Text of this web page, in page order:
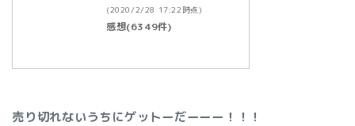
(2020/2/28 17:22時点)
感想(6349件)
売り切れないうちにゲットーだーーー！！！